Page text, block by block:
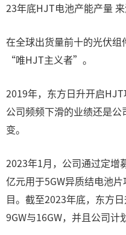
23年底HJT电池产能产量
在全球出货量前十的光伏
“唯HJT主义者”。
2019年，东方日升开启
公司频频下滑的业绩还是
变。
2023年1月，公司通过定增
亿元用于5GW异质结电池
目。截至2023年底，东方
9GW与16GW，并且公司计